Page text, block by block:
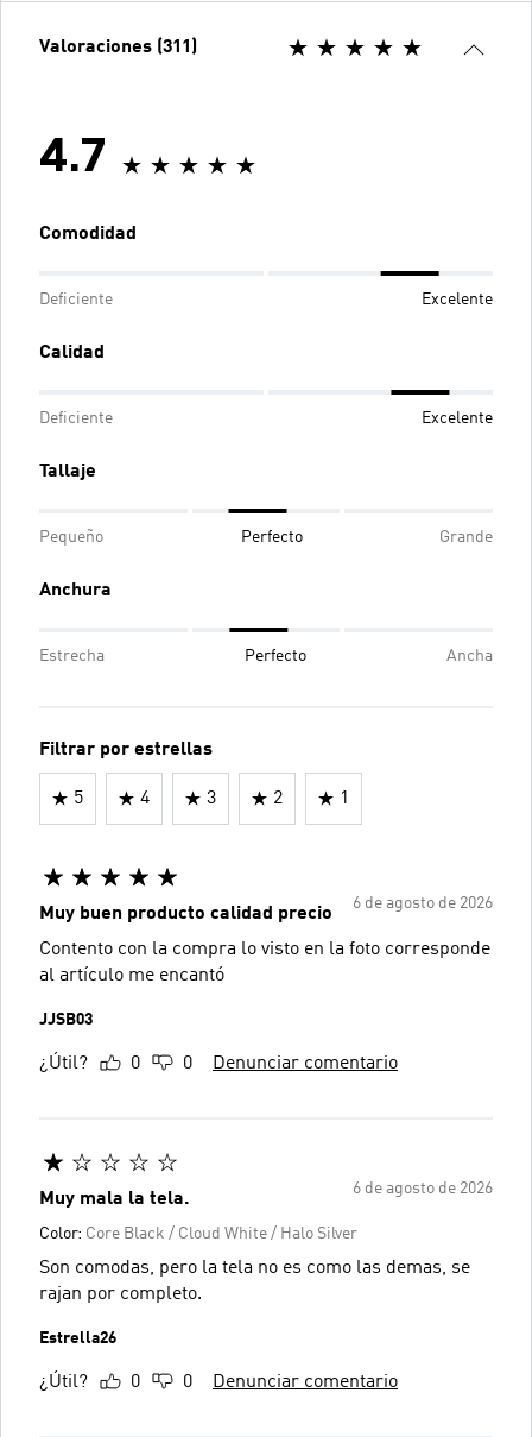
Valoraciones (311)
4.7
Comodidad
Deficiente Excelente
Calidad
Deficiente Excelente
Tallaje
Pequeño Perfecto Grande
Anchura
Estrecha Perfecto Ancha
Filtrar por estrellas
5 4 3 2 1
6 de agosto de 2026
Muy buen producto calidad precio
Contento con la compra lo visto en la foto corresponde
al artículo me encantó
JJSB03
¿Útil? 0 0 Denunciar comentario
6 de agosto de 2026
Muy mala la tela.
Color: Core Black / Cloud White / Halo Silver
Son comodas, pero la tela no es como las demas, se
rajan por completo.
Estrella26
¿Útil? 0 0 Denunciar comentario